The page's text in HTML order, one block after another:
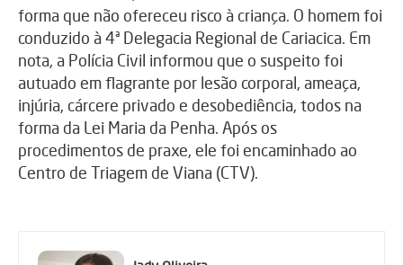
forma que não ofereceu risco à criança. O homem foi
conduzido à 4ª Delegacia Regional de Cariacica. Em
nota, a Polícia Civil informou que o suspeito foi
autuado em flagrante por lesão corporal, ameaça,
injúria, cárcere privado e desobediência, todos na
forma da Lei Maria da Penha. Após os
procedimentos de praxe, ele foi encaminhado ao
Centro de Triagem de Viana (CTV).